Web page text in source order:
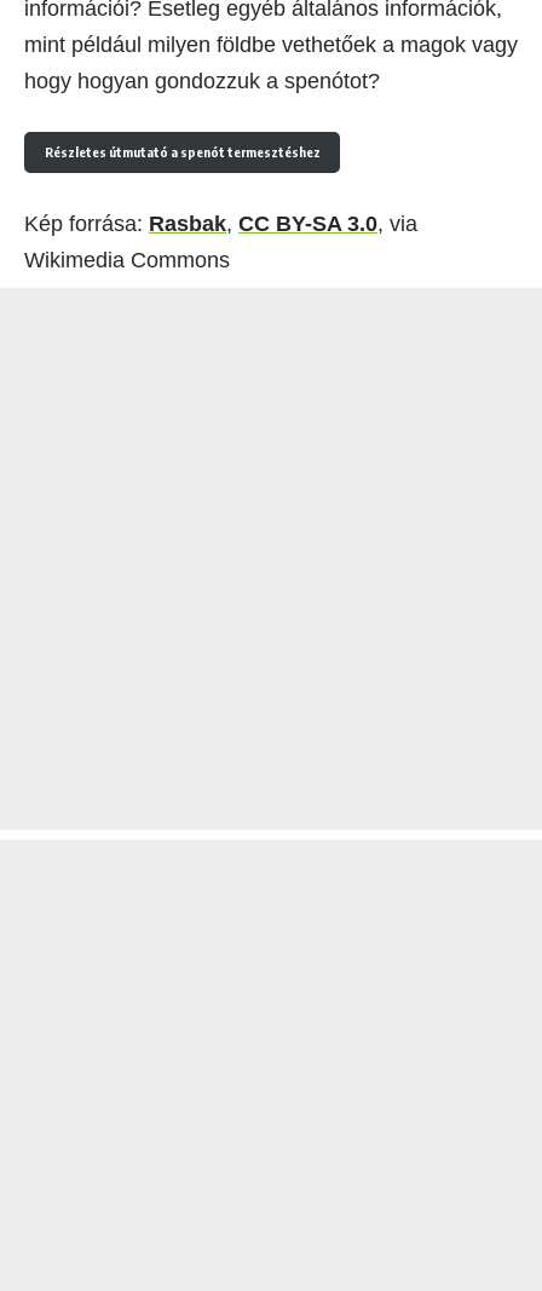
információi? Esetleg egyéb általános információk,
mint például milyen földbe vethetőek a magok vagy
hogy hogyan gondozzuk a spenótot?
Részletes útmutató a spenót termesztéshez
Kép forrása: Rasbak, CC BY-SA 3.0, via
Wikimedia Commons